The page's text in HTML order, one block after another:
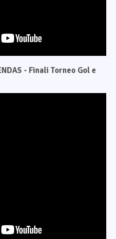
- Finali Torneo Gol e